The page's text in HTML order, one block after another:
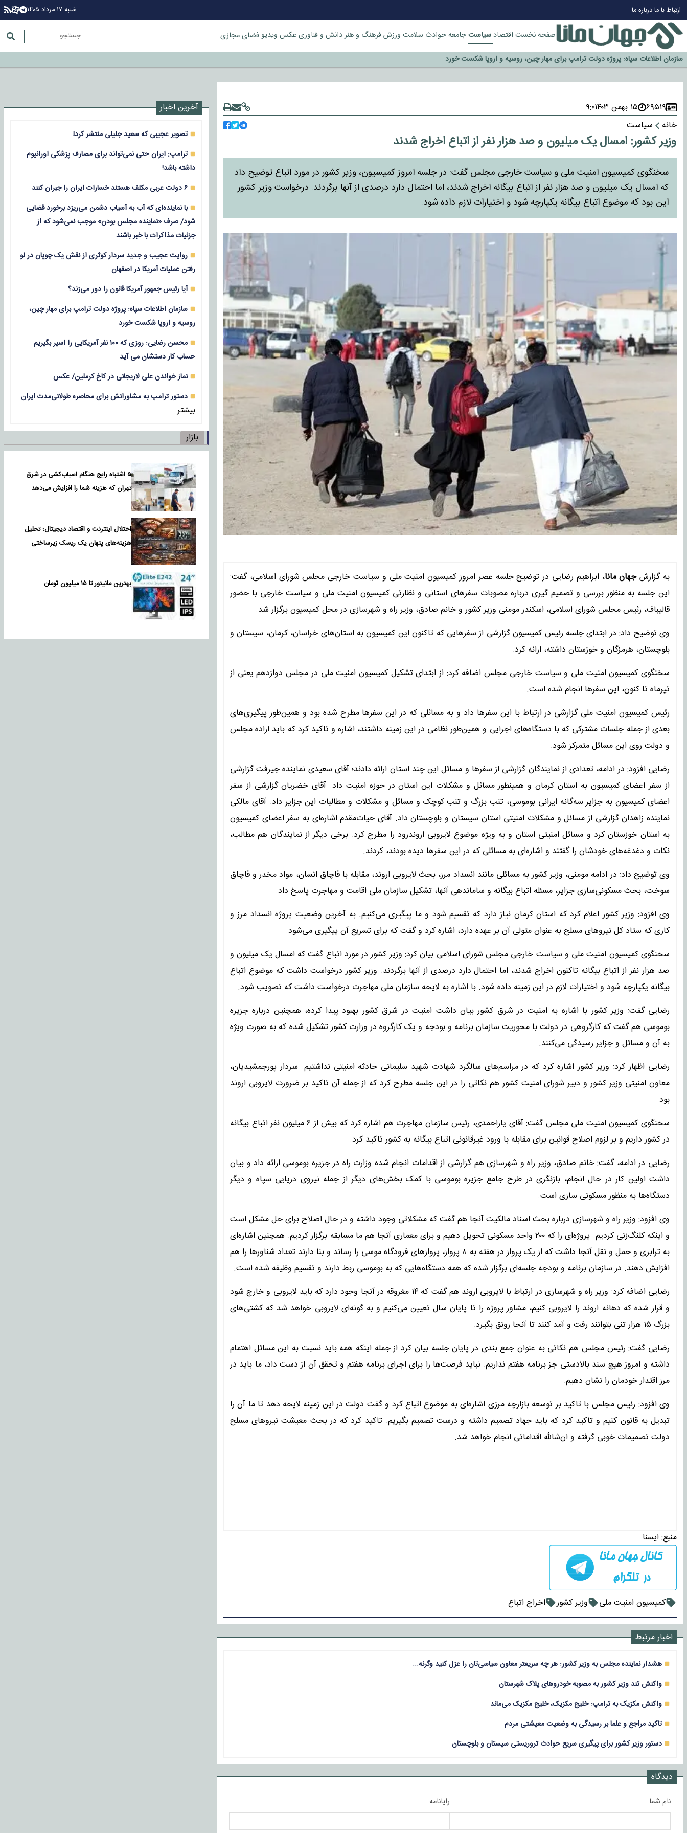
ارتباط با مادرباره ما شنبه ۱۷ مرداد ۱۴۰۵
صفحه نخست اقتصاد سیاستجامعهحوادث سلامت ورزشفرهنگ و هنردانش و فناوری عکس ویدیوفضای مجازی
چرا طلا دوباره افزایشی شد؟
گزینه جدایی اوسمار روی میز مدیران پرسپولیس
آیا رئیس جمهور آمریکا قانون را دور می‌زند؟
اخراج رسمی چهره نامدار از پرسپولیس
۶۹۵۱۹ ۱۵ بهمن ۱۴۰۳
۹:۰
خانه
سیاست
وزیر کشور: امسال یک میلیون و صد هزار نفر از اتباع اخراج شدند
سخنگوی کمیسیون امنیت ملی و سیاست خارجی مجلس گفت: در جلسه امروز کمیسیون، وزیر کشور در مورد اتباع توضیح داد
که امسال یک میلیون و صد هزار نفر از اتباع بیگانه اخراج شدند، اما احتمال دارد درصدی از آنها برگردند. درخواست وزیر کشور
این بود که موضوع اتباع بیگانه یکپارچه شود و اختیارات لازم داده شود.
به گزارشجهان مانا، ابراهیم رضایی در توضیح جلسه عصر امروز کمیسیون امنیت ملی و سیاست خارجی مجلس شورای اسلامی، گفت:
این جلسه به منظور بررسی و تصمیم گیری درباره مصوبات سفر‌های استانی و نظارتی کمیسیون امنیت ملی و سیاست خارجی با حضور
قالیباف، رئیس مجلس شورای اسلامی، اسکندر مومنی وزیر کشور و خانم صادق، وزیر راه و شهرسازی در محل کمیسیون برگزار شد.
وی توضیح داد: در ابتدای جلسه رئیس کمیسیون گزارشی از سفر‌هایی که تاکنون این کمیسیون به استان‌های خراسان، کرمان، سیستان و
بلوچستان، هرمزگان و خوزستان داشته، ارائه کرد.
سخنگوی کمیسیون امنیت ملی و سیاست خارجی مجلس اضافه کرد: از ابتدای تشکیل کمیسیون امنیت ملی در مجلس دوازدهم یعنی از
تیرماه تا کنون، این سفر‌ها انجام شده است.
رئیس کمیسیون امنیت ملی گزارشی در ارتباط با این سفر‌ها داد و به مسائلی که در این سفر‌ها مطرح شده بود و همین‌طور پیگیری‌های
بعدی از جمله جلسات مشترکی که با دستگاه‌های اجرایی و همین‌طور نظامی در این زمینه داشتند، اشاره و تاکید کرد که باید اراده مجلس
و دولت روی این مسائل متمرکز شود.
رضایی افزود: در ادامه، تعدادی از نمایندگان گزارشی از سفر‌ها و مسائل این چند استان ارائه دادند؛ آقای سعیدی نماینده جیرفت گزارشی
از سفر اعضای کمیسیون به استان کرمان و همینطور مسائل و مشکلات این استان در حوزه امنیت داد. آقای خضریان گزارشی از سفر
اعضای کمیسیون به جزایر سه‌گانه ایرانی بوموسی، تنب بزرگ و تنب کوچک و مسائل و مشکلات و مطالبات این جزایر داد. آقای مالکی
نماینده زاهدان گزارشی از مسائل و مشکلات امنیتی استان سیستان و بلوچستان داد. آقای حیات‌مقدم اشاره‌ای به سفر اعضای کمیسیون
به استان خوزستان کرد و مسائل امنیتی استان و به ویژه موضوع لایروبی اروندرود را مطرح کرد. برخی دیگر از نمایندگان هم مطالب،
نکات و دغدغه‌های خودشان را گفتند و اشاره‌ای به مسائلی که در این سفر‌ها دیده بودند، کردند.
وی توضیح داد: در ادامه مومنی، وزیر کشور به مسائلی مانند انسداد مرز، بحث لایروبی اروند، مقابله با قاچاق انسان، مواد مخدر و قاچاق
سوخت، بحث مسکونی‌سازی جزایر، مسئله اتباع بیگانه و ساماندهی آنها، تشکیل سازمان ملی اقامت و مهاجرت پاسخ داد.
وی افزود: وزیر کشور اعلام کرد که استان کرمان نیاز دارد که تقسیم شود و ما پیگیری می‌کنیم. به آخرین وضعیت پروژه انسداد مرز و
کاری که ستاد کل نیرو‌های مسلح به عنوان متولی آن بر عهده دارد، اشاره کرد و گفت که برای تسریع آن پیگیری می‌شود.
سخنگوی کمیسیون امنیت ملی و سیاست خارجی مجلس شورای اسلامی بیان کرد: وزیر کشور در مورد اتباع گفت که امسال یک میلیون و
صد هزار نفر از اتباع بیگانه تاکنون اخراج شدند، اما احتمال دارد درصدی از آنها برگردند. وزیر کشور درخواست داشت که موضوع اتباع
بیگانه یکپارچه شود و اختیارات لازم در این زمینه داده شود. با اشاره به لایحه سازمان ملی مهاجرت درخواست داشت که تصویب شود.
رضایی گفت: وزیر کشور با اشاره به امنیت در شرق کشور بیان داشت امنیت در شرق کشور بهبود پیدا کرده، همچنین درباره جزیره
بوموسی هم گفت که کارگروهی در دولت با محوریت سازمان برنامه و بودجه و یک کارگروه در وزارت کشور تشکیل شده که به صورت ویژه
به آن و مسائل و جزایر رسیدگی می‌کنند.
رضایی اظهار کرد: وزیر کشور اشاره کرد که در مراسم‌های سالگرد شهادت شهید سلیمانی حادثه امنیتی نداشتیم. سردار پورجمشیدیان،
معاون امنیتی وزیر کشور و دبیر شورای امنیت کشور هم نکاتی را در این جلسه مطرح کرد که از جمله آن تاکید بر ضرورت لایروبی اروند
بود
سخنگوی کمیسیون امنیت ملی مجلس گفت: آقای یاراحمدی، رئیس سازمان مهاجرت هم اشاره کرد که بیش از ۶ میلیون نفر اتباع بیگانه
در کشور داریم و بر لزوم اصلاح قوانین برای مقابله با ورود غیرقانونی اتباع بیگانه به کشور تاکید کرد.
رضایی در ادامه، گفت: خانم صادق، وزیر راه و شهرسازی هم گزارشی از اقدامات انجام شده وزارت راه در جزیره بوموسی ارائه داد و بیان
داشت اولین کار در حال انجام، بازنگری در طرح جامع جزیره بوموسی با کمک بخش‌های دیگر از جمله نیروی دریایی سپاه و دیگر
دستگاه‌ها به منظور مسکونی سازی است.
وی افزود: وزیر راه و شهرسازی درباره بحث اسناد مالکیت آنجا هم گفت که مشکلاتی وجود داشته و در حال اصلاح برای حل مشکل است
و اینکه کلنگ‌زنی کردیم. پروژه‌ای را که ۲۰۰ واحد مسکونی تحویل دهیم و برای معماری آنجا هم ما مسابقه برگزار کردیم. همچنین اشاره‌ای
به ترابری و حمل و نقل آنجا داشت که از یک پرواز در هفته به ۸ پرواز، پرواز‌های فرودگاه موسی را رساند و بنا دارند تعداد شناور‌ها را هم
افزایش دهند. در سازمان برنامه و بودجه جلسه‌ای برگزار شده که همه دستگاه‌هایی که به بوموسی ربط دارند و تقسیم وظیفه شده است.
رضایی اضافه کرد: وزیر راه و شهرسازی در ارتباط با لایروبی اروند هم گفت که ۱۴ مغروقه در آنجا وجود دارد که باید لایروبی و خارج شود
و قرار شده که دهانه اروند را لایروبی کنیم، مشاور پروژه را تا پایان سال تعیین می‌کنیم و به گونه‌ای لایروبی خواهد شد که کشتی‌های
بزرگ ۱۵ هزار تنی بتوانند رفت و آمد کنند تا آنجا رونق بگیرد.
رضایی گفت: رئیس مجلس هم نکاتی به عنوان جمع بندی در پایان جلسه بیان کرد از جمله اینکه همه باید نسبت به این مسائل اهتمام
داشته و امروز هیچ سند بالادستی جز برنامه هفتم نداریم. نباید فرصت‌ها را برای اجرای برنامه هفتم و تحقق آن از دست داد، ما باید در
مرز اقتدار خودمان را نشان دهیم.
وی افزود: رئیس مجلس با تاکید بر توسعه بازارچه مرزی اشاره‌ای به موضوع اتباع کرد و گفت دولت در این زمینه لایحه دهد تا ما آن را
تبدیل به قانون کنیم و تاکید کرد که باید جهاد تصمیم داشته و درست تصمیم بگیریم. تاکید کرد که در بحث معیشت نیرو‌های مسلح
دولت تصمیمات خوبی گرفته و ان‌شالله اقداماتی انجام خواهد شد.
منبع: ايسنا
کمیسیون امنیت ملی وزیر کشور اخراج اتباع
اخبار مرتبط
هشدار نماینده مجلس به وزیر کشور: هر چه‌ سریعتر معاون سیاسی‌تان را عزل کنید وگرنه...
واکنش تند وزیر کشور به مصوبه خودروهای پلاک شهرستان
واکنش مکزیک به ترامپ: خلیج مکزیک، خلیج مکزیک می‌ماند
تاکید مراجع و علما بر رسیدگی به وضعیت معیشتی مردم
دستور وزیر کشور برای پیگیری سریع حوادث تروریستی سیستان و بلوچستان
دیدگاه
نام شما رایانامه
آخرین اخبار
تصویر عجیبی که سعید جلیلی منتشر کرد!
ترامپ: ایران حتی نمی‌تواند برای مصارف پزشکی اورانیوم
داشته باشد!
۶ دولت عربی مکلف هستند خسارات ایران را جبران کنند
با نماینده‌ای که آب به آسیاب دشمن می‌ریزد برخورد قضایی
شود/ صرف «نماینده مجلس بودن» موجب نمی‌شود که از
جزئیات مذاکرات با خبر باشند
روایت عجیب و جدید سردار کوثری از نقش یک چوپان در لو
رفتن عملیات آمریکا در اصفهان
آیا رئیس جمهور آمریکا قانون را دور می‌زند؟
سازمان اطلاعات سپاه: پروژه دولت ترامپ برای مهار چین،
روسیه و اروپا شکست خورد
محسن رضایی: روزی که ۱۰۰ نفر آمریکایی را اسیر بگیریم
حساب کار دستشان می آید
نماز خواندن علی لاریجانی در کاخ کرملین/ عکس
دستور ترامپ به مشاورانش برای محاصره طولانی‌مدت ایران
بیشتر
بازار
۵ اشتباه رایج هنگام اسباب‌کشی در شرق
تهران که هزینه شما را افزایش می‌دهد
اختلال اینترنت و اقتصاد دیجیتال؛ تحلیل
هزینه‌های پنهان یک ریسک زیرساختی
بهترین مانیتور تا ۱۵ میلیون تومان